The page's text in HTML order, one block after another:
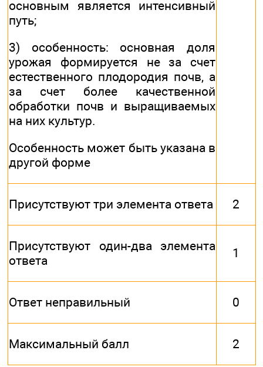
основным является интенсивный
путь;
3) особенность: основная доля
урожая формируется не за счет
естественного плодородия почв, а
за счет более качественной
обработки почв и выращиваемых
на них культур.
Особенность может быть указана в
другой форме
Присутствуют три элемента ответа 2
Присутствуют один-два элемента
ответа
1
Ответ неправильный 0
Максимальный балл 2